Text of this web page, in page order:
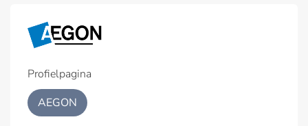
Profielpagina
AEGON